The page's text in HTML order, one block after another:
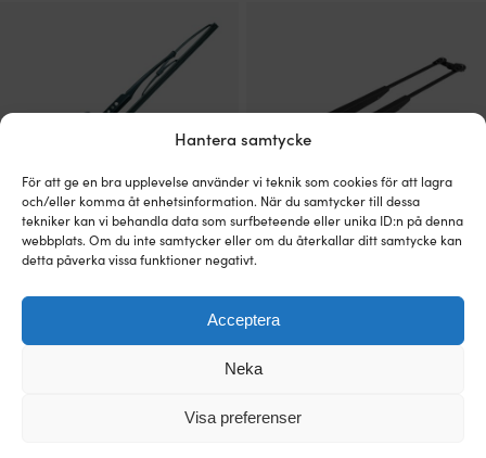
Hantera samtycke
För att ge en bra upplevelse använder vi teknik som cookies för att lagra
och/eller komma åt enhetsinformation. När du samtycker till dessa
tekniker kan vi behandla data som surfbeteende eller unika ID:n på denna
webbplats. Om du inte samtycker eller om du återkallar ditt samtycke kan
detta påverka vissa funktioner negativt.
Acceptera
Neka
Visa preferenser
559 kr.
Torkarblad båt Roca Wiper Blade, för
W12, W25 & W38L, svartlackerad, 330
1 I LAGER (FLER KAN KÖPAS)
W38L, svartlackerad, 454 – 591 mm
(18″ – 23.3”)
Rek.
3 - 6 ARBETSDAGAR